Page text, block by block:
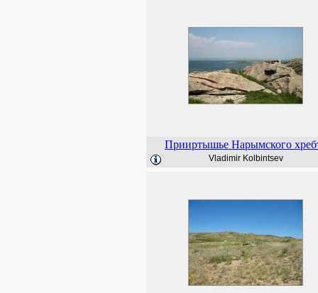
Прииртышье Нарымского
Vladimir Kolbintsev